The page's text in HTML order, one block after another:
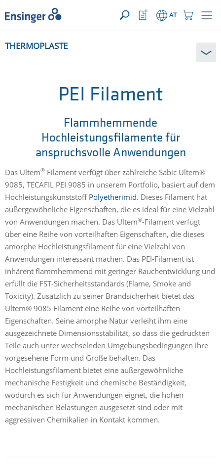
IHRE ANFRAGE ({{productCount}} Produkte)ÖFFNEN
home_logo_aria AT
können
THERMOPLASTE
PEI Filament
Flammhemmende
Hochleistungsfilamente für
anspruchsvolle Anwendungen
Das Ultem® Filament verfügt über zahlreiche Sabic Ultem®
9085, TECAFIL PEI 9085 in unserem Portfolio, basiert auf dem
HochleistungskunststoffPolyetherimid. Dieses Filament hat
außergewöhnliche Eigenschaften, die es ideal für eine Vielzahl
von Anwendungen machen. Das Ultem®-Filament verfügt
über eine Reihe von vorteilhaften Eigenschaften, die dieses
amorphe Hochleistungsfilament für eine Vielzahl von
Anwendungen interessant machen. Das PEI-Filament ist
inhärent flammhemmend mit geringer Rauchentwicklung und
erfüllt die FST-Sicherheitsstandards (Flame, Smoke and
Toxicity). Zusätzlich zu seiner Brandsicherheit bietet das
Ultem® 9085 Filament eine Reihe von vorteilhaften
Eigenschaften. Seine amorphe Natur verleiht ihm eine
ausgezeichnete Dimensionsstabilität, so dass die gedruckten
Teile auch unter wechselnden Umgebungsbedingungen ihre
vorgesehene Form und Größe behalten. Das
Hochleistungsfilament bietet eine außergewöhnliche
mechanische Festigkeit und chemische Beständigkeit,
wodurch es sich für Anwendungen eignet, die hohen
mechanischen Belastungen ausgesetzt sind oder mit
aggressiven Chemikalien in Kontakt kommen.